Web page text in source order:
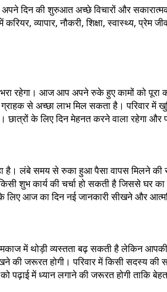
दिन की शुरुआत अच्छे विचारों और
व्यापार, नौकरी, शिक्षा, स्वास्थ्य,
रहेगा। आज आप अपने रुके हुए कामों को
से अच्छा लाभ मिल सकता है। परिवार में
के लिए दिन मेहनत करने वाला रहेगा और
है। लंबे समय से रुका हुआ पैसा वापस मिलने की
शुभ कार्य की चर्चा हो सकती है जिससे घर
आज का दिन नई जानकारी सीखने और
में थोड़ी व्यस्तता बढ़ सकती है लेकिन
की जरूरत होगी। परिवार में किसी सदस्य
पढ़ाई में ध्यान लगाने की जरूरत होगी ताकि